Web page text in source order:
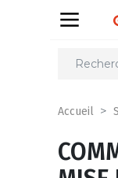
Partager
Accueil